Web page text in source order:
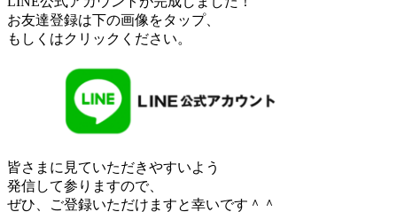
お友達登録は下の画像をタップ、
もしくはクリックください。
皆さまに見ていただきやすいよう
発信して参りますので、
ぜひ、ご登録いただけますと幸いです＾＾